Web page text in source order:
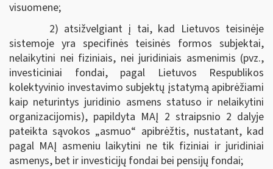
visuomene;
2) atsižvelgiant į tai, kad Lietuvos teisinėje
sistemoje yra specifinės teisinės formos subjektai,
nelaikytini nei fiziniais, nei juridiniais asmenimis (pvz.,
investiciniai fondai, pagal Lietuvos Respublikos
kolektyvinio investavimo subjektų įstatymą apibrėžiami
kaip neturintys juridinio asmens statuso ir nelaikytini
organizacijomis), papildyta MAĮ 2 straipsnio 2 dalyje
pateikta sąvokos „asmuo“ apibrėžtis, nustatant, kad
pagal MAĮ asmeniu laikytini ne tik fiziniai ir juridiniai
asmenys, bet ir investicijų fondai bei pensijų fondai;